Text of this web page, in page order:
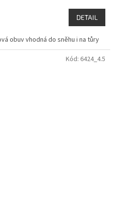
DETAIL
obuv vhodná do sněhu i na tůry
Kód: 6424_4.5